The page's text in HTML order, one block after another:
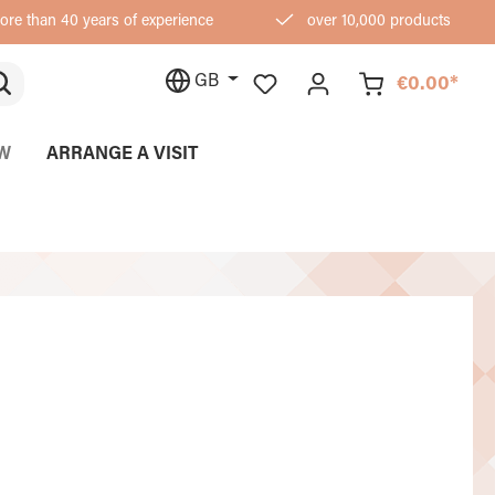
than 40 years of experience over 10,000 products
GB €0.00*
ARRANGE A VISIT